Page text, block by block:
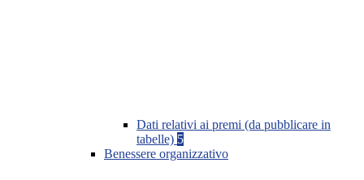
Dati relativi ai premi (da pubblicare in
tabelle) 5
Benessere organizzativo